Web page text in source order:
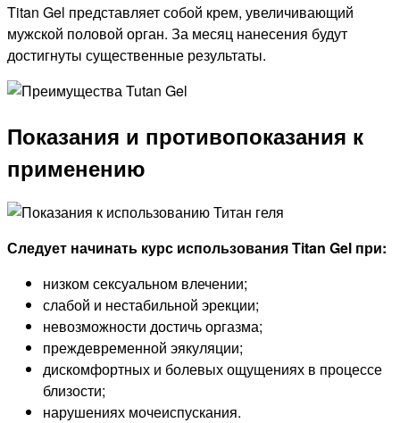
Titan Gel представляет собой крем, увеличивающий
мужской половой орган. За месяц нанесения будут
достигнуты существенные результаты.
Показания и противопоказания к
применению
Следует начинать курс использования Titan Gel при:
низком сексуальном влечении;
слабой и нестабильной эрекции;
невозможности достичь оргазма;
преждевременной эякуляции;
дискомфортных и болевых ощущениях в процессе
близости;
нарушениях мочеиспускания.